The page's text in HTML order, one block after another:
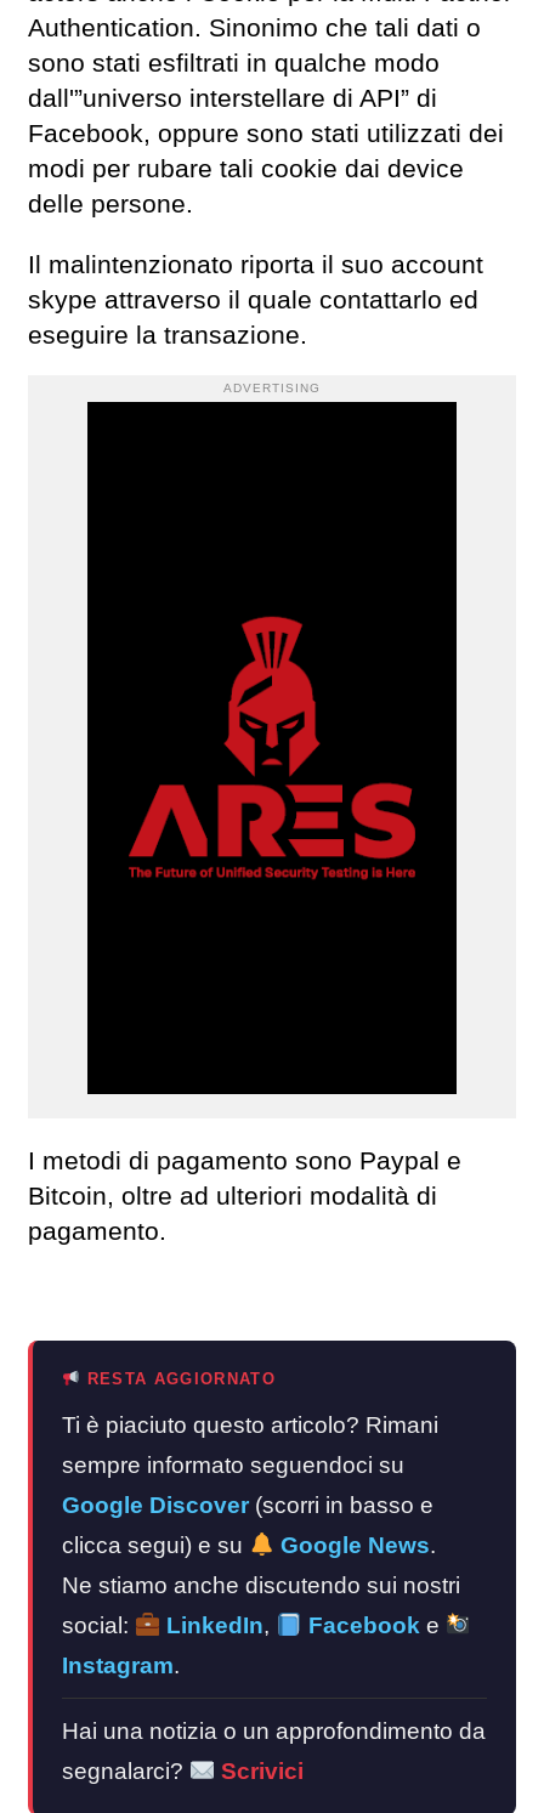
Authentication. Sinonimo che tali dati o
sono stati esfiltrati in qualche modo
dall'”universo interstellare di API” di
Facebook, oppure sono stati utilizzati dei
modi per rubare tali cookie dai device
delle persone.
Il malintenzionato riporta il suo account
skype attraverso il quale contattarlo ed
eseguire la transazione.
ADVERTISING
I metodi di pagamento sono Paypal e
Bitcoin, oltre ad ulteriori modalità di
pagamento.
RESTA AGGIORNATO
Ti è piaciuto questo articolo? Rimani
sempre informato seguendoci su
Google Discover (scorri in basso e
clicca segui) e su
Google News.
Ne stiamo anche discutendo sui nostri
social:
LinkedIn, Facebook e
Instagram.
Hai una notizia o un approfondimento da
segnalarci?
Scrivici